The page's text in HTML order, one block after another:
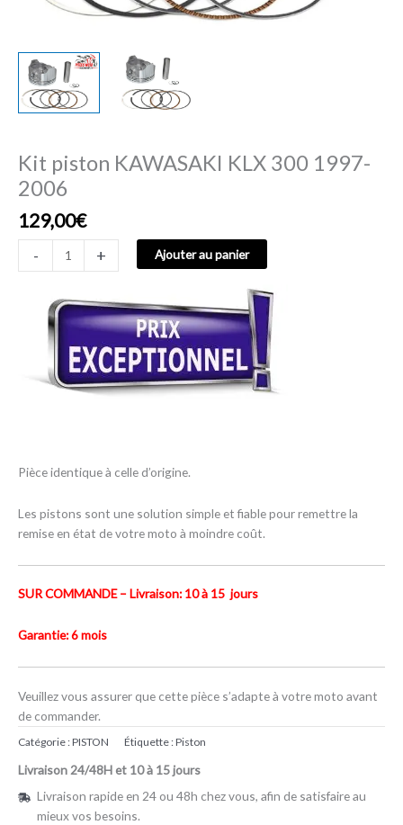
Kit piston KAWASAKI KLX 300 1997-
2006
129,00€
- + Ajouter au panier
Pièce identique à celle d’origine.
Les pistons sont une solution simple et fiable pour remettre la
remise en état de votre moto à moindre coût.
SUR COMMANDE – Livraison: 10 à 15 jours
Garantie: 6 mois
Veuillez vous assurer que cette pièce s’adapte à votre moto avant
de commander.
Catégorie :PISTON Étiquette :Piston
Livraison 24/48H et 10 à 15 jours
Livraison rapide en 24 ou 48h chez vous, afin de satisfaire au
mieux vos besoins.